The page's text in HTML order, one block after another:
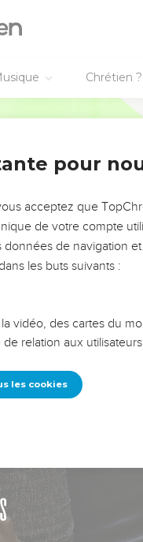
Chrétien ?
pour
acceptez que
de votre compte
de navigation
les buts suivants :
vidéo, des cartes du
relation aux
les cookies